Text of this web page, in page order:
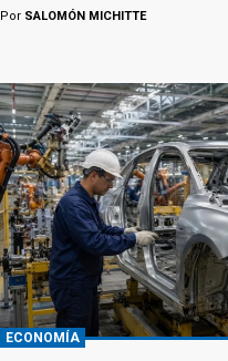
Por SALOMÓN MICHITTE
ECONOMÍA